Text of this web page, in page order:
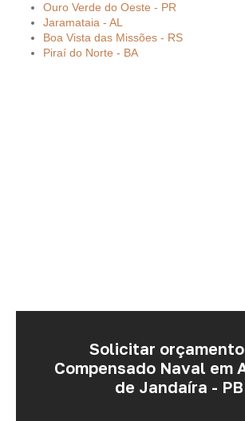
Ouro Verde do Oeste - PR
Jaramataia - AL
Boa Vista das Missões - RS
Piraí do Norte - BA
Solicitar
Compensado Naval em
de Jandaíra - PB